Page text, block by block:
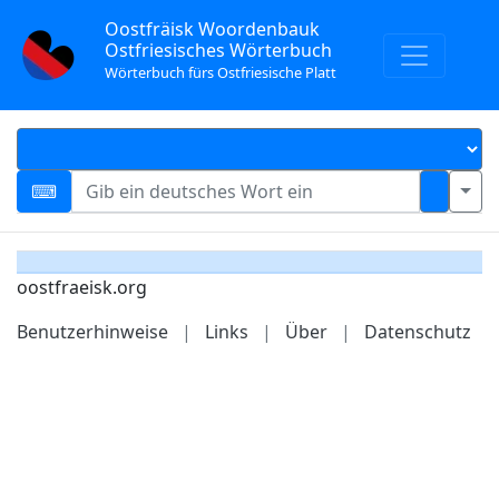
Oostfräisk Woordenbauk
Ostfriesisches Wörterbuch
Wörterbuch fürs Ostfriesische Platt
oostfraeisk.org
Benutzerhinweise
| Links | Über | Datenschutz